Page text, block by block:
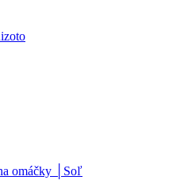
omáčky │Soľ